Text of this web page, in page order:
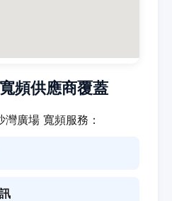
頻供應商覆蓋
廣場 寬頻服務：